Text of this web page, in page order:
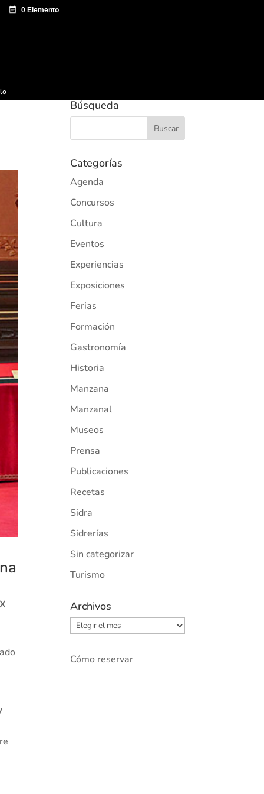
Búsqueda
Categorías
Agenda
Concursos
Cultura
Eventos
Experiencias
Exposiciones
Ferias
Formación
Gastronomía
Historia
Manzana
Manzanal
Museos
Prensa
Publicaciones
Recetas
Sidra
Sidrerías
Sin categorizar
Turismo
Archivos
Archivos
Cómo reservar